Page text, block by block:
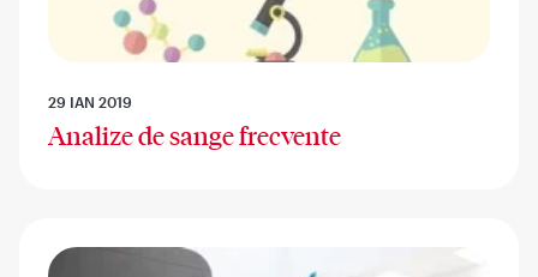
29 IAN 2019
Analize de sange frecvente